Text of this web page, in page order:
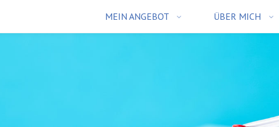
MEIN ANGEBOT ÜBER MICH